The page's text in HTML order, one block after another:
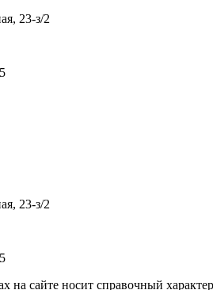
23-з/2
23-з/2
на сайте носит справочный